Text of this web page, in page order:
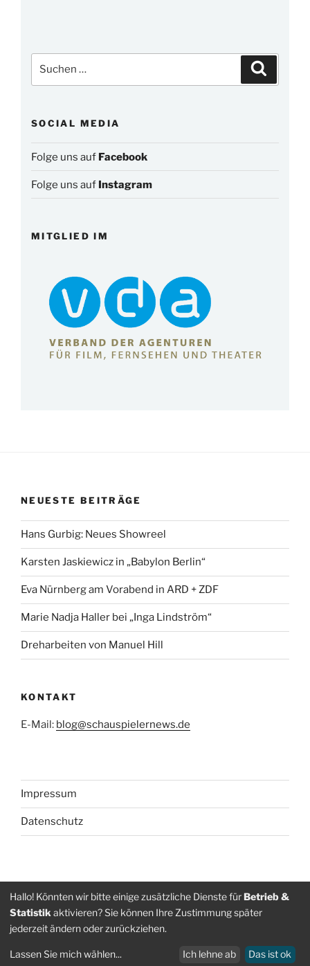
nach:
SOCIAL MEDIA
Folge uns auf Facebook
Folge uns auf Instagram
MITGLIED IM
NEUESTE BEITRÄGE
Hans Gurbig: Neues Showreel
Karsten Jaskiewicz in „Babylon Berlin“
Eva Nürnberg am Vorabend in ARD + ZDF
Marie Nadja Haller bei „Inga Lindström“
Dreharbeiten von Manuel Hill
KONTAKT
E-Mail: blog@schauspielernews.de
Impressum
Datenschutz
Folge
uns
auf
Facebook
Folge
uns
auf
Instagram
Hallo! Könnten wir bitte einige zusätzliche Dienste fürBetrieb &
Statistik aktivieren? Sie können Ihre Zustimmung später
jederzeit ändern oder zurückziehen.
Lassen Sie mich wählen... Ich lehne ab Das ist ok